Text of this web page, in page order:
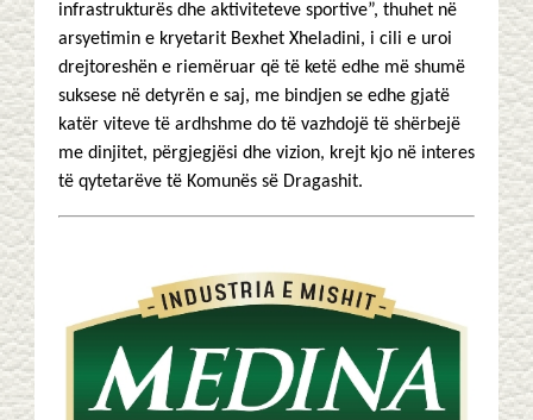
infrastrukturës dhe aktiviteteve sportive”, thuhet në
arsyetimin e kryetarit Bexhet Xheladini, i cili e uroi
drejtoreshën e riemëruar që të ketë edhe më shumë
suksese në detyrën e saj, me bindjen se edhe gjatë
katër viteve të ardhshme do të vazhdojë të shërbejë
me dinjitet, përgjegjësi dhe vizion, krejt kjo në interes
të qytetarëve të Komunës së Dragashit.